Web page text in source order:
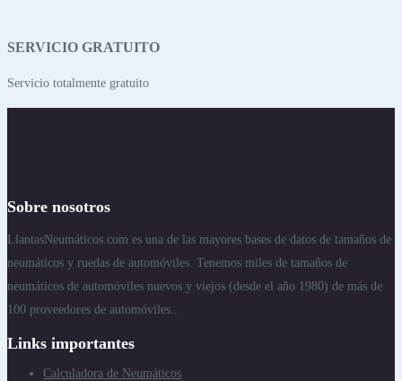
SERVICIO GRATUITO
Servicio totalmente gratuito
Sobre nosotros
LlantasNeumáticos.com es una de las mayores bases de datos de tamaños de
neumáticos y ruedas de automóviles. Tenemos miles de tamaños de
neumáticos de automóviles nuevos y viejos (desde el año 1980) de más de
100 proveedores de automóviles..
Links importantes
Calculadora de Neumáticos